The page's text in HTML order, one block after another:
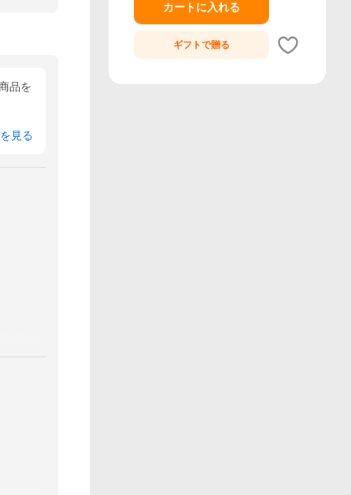
品を
見る
カートに入れる
ギフトで贈る